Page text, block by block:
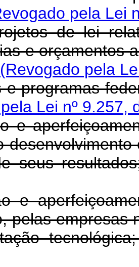
pela Lei
de lei
e orçamentos
(Revogado pela
e programas
Lei nº 9.257,
e
seus
e
pelas empresas